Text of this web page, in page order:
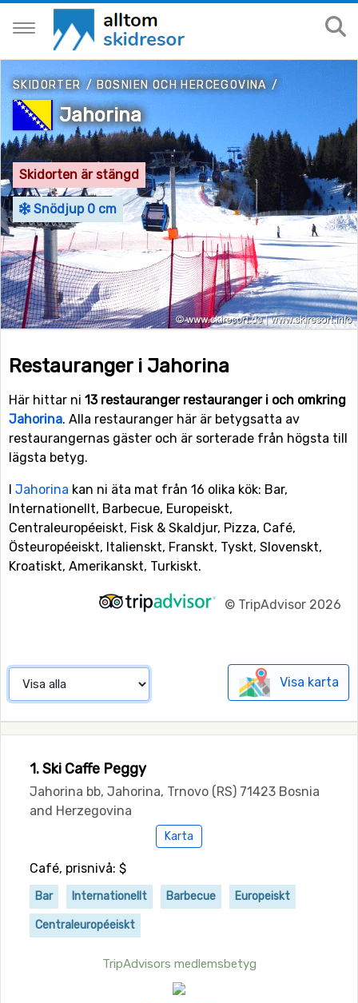
SKIDORTER/BOSNIEN OCH HERCEGOVINA/
Jahorina
Skidorten är stängd
Snödjup 0 cm
Restauranger i Jahorina
Här hittar ni 13 restauranger restauranger i och omkring
Jahorina. Alla restauranger här är betygsatta av
restaurangernas gäster och är sorterade från högsta till
lägsta betyg.
I Jahorina kan ni äta mat från 16 olika kök: Bar,
Internationellt, Barbecue, Europeiskt,
Centraleuropéeiskt, Fisk & Skaldjur, Pizza, Café,
Östeuropéeiskt, Italienskt, Franskt, Tyskt, Slovenskt,
Kroatiskt, Amerikanskt, Turkiskt.
© TripAdvisor 2026
Visa karta
1. Ski Caffe Peggy
Jahorina bb, Jahorina, Trnovo (RS) 71423 Bosnia
and Herzegovina
Karta
Café, prisnivå: $
Bar Internationellt Barbecue Europeiskt
Centraleuropéeiskt
TripAdvisors medlemsbetyg